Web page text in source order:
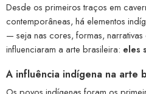
Desde os primeiros traços em
contemporâneas, há elementos
— seja nas cores, formas,
influenciaram a arte brasileira: eles
A influência indígena na arte